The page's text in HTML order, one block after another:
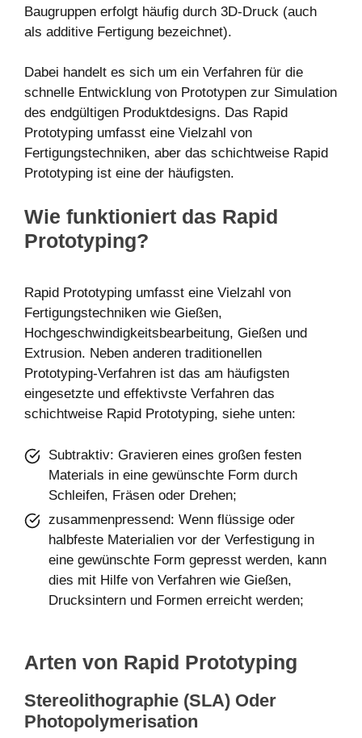
Baugruppen erfolgt häufig durch 3D-Druck (auch
als additive Fertigung bezeichnet).
Dabei handelt es sich um ein Verfahren für die
schnelle Entwicklung von Prototypen zur Simulation
des endgültigen Produktdesigns. Das Rapid
Prototyping umfasst eine Vielzahl von
Fertigungstechniken, aber das schichtweise Rapid
Prototyping ist eine der häufigsten.
Wie funktioniert das Rapid
Prototyping?
Rapid Prototyping umfasst eine Vielzahl von
Fertigungstechniken wie Gießen,
Hochgeschwindigkeitsbearbeitung, Gießen und
Extrusion. Neben anderen traditionellen
Prototyping-Verfahren ist das am häufigsten
eingesetzte und effektivste Verfahren das
schichtweise Rapid Prototyping, siehe unten:
Subtraktiv: Gravieren eines großen festen
Materials in eine gewünschte Form durch
Schleifen, Fräsen oder Drehen;
zusammenpressend: Wenn flüssige oder
halbfeste Materialien vor der Verfestigung in
eine gewünschte Form gepresst werden, kann
dies mit Hilfe von Verfahren wie Gießen,
Drucksintern und Formen erreicht werden;
Arten von Rapid Prototyping
Stereolithographie (SLA) Oder
Photopolymerisation